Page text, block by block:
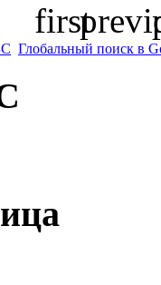
Глобальный поиск в